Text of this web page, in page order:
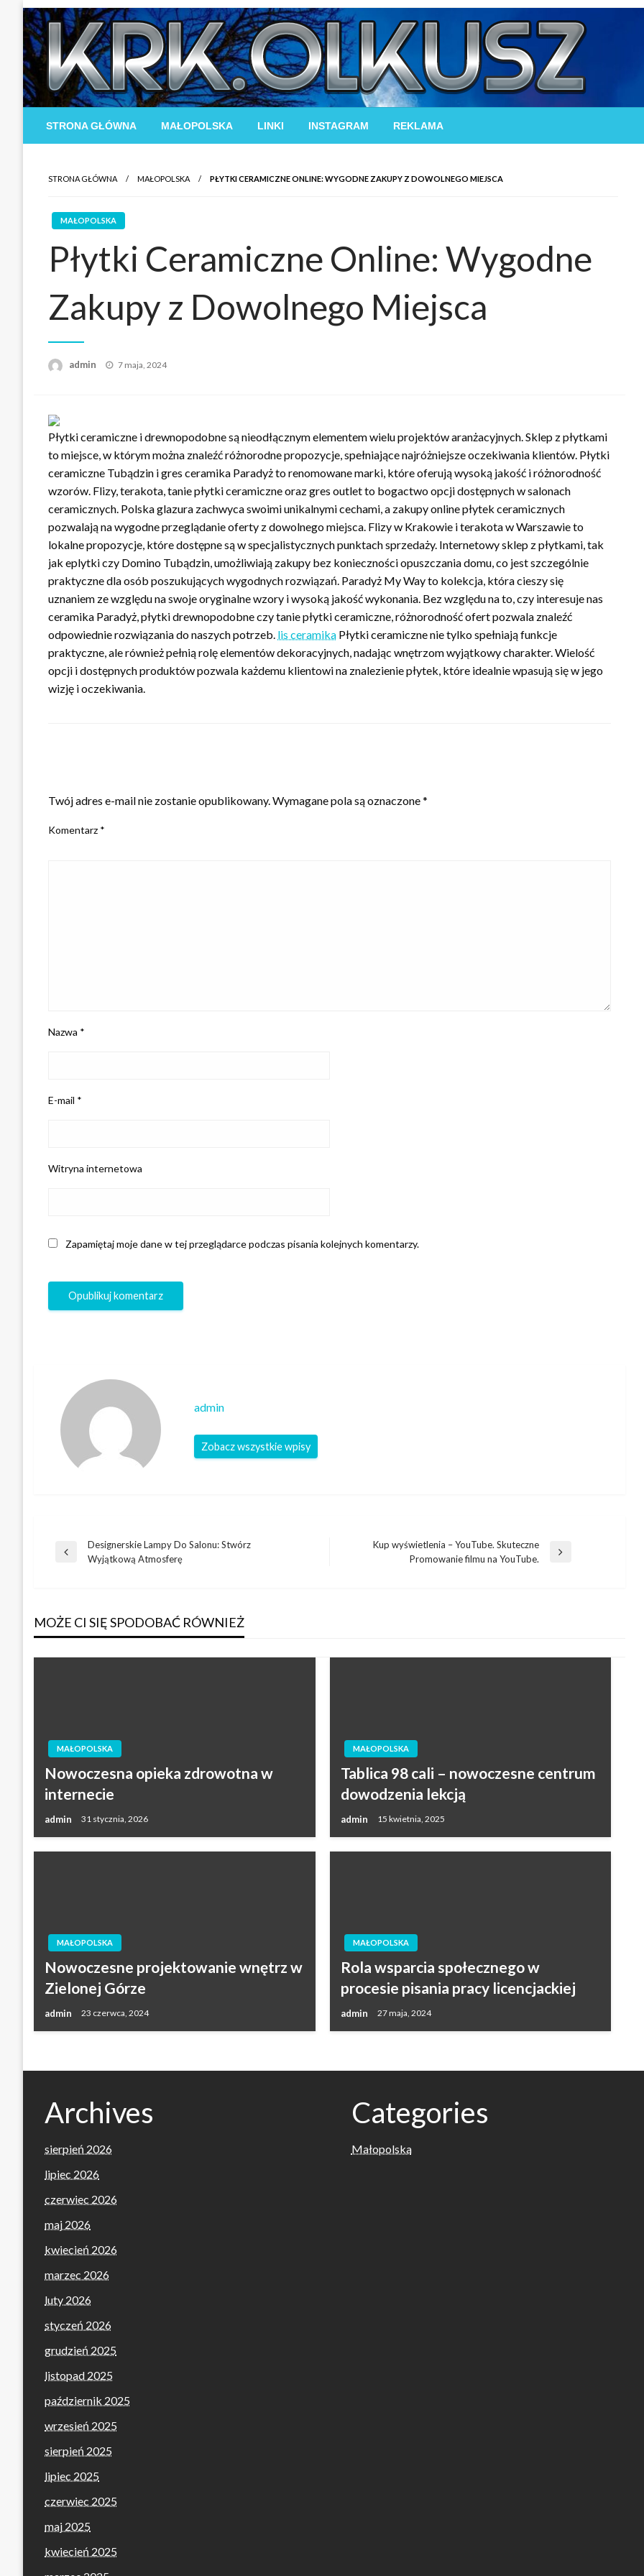
content
STRONA GŁÓWNA MAŁOPOLSKA LINKI INSTAGRAM REKLAMA
STRONA GŁÓWNA MAŁOPOLSKA PŁYTKI CERAMICZNE ONLINE: WYGODNE ZAKUPY Z DOWOLNEGO MIEJSCA
MAŁOPOLSKA
Płytki Ceramiczne Online: Wygodne
Zakupy z Dowolnego Miejsca
admin
Opublikowane
7 maja, 2024
Płytki ceramiczne i drewnopodobne są nieodłącznym elementem wielu projektów aranżacyjnych. Sklep z płytkami
to miejsce, w którym można znaleźć różnorodne propozycje, spełniające najróżniejsze oczekiwania klientów. Płytki
ceramiczne Tubądzin i gres ceramika Paradyż to renomowane marki, które oferują wysoką jakość i różnorodność
wzorów. Flizy, terakota, tanie płytki ceramiczne oraz gres outlet to bogactwo opcji dostępnych w salonach
ceramicznych. Polska glazura zachwyca swoimi unikalnymi cechami, a zakupy online płytek ceramicznych
pozwalają na wygodne przeglądanie oferty z dowolnego miejsca. Flizy w Krakowie i terakota w Warszawie to
lokalne propozycje, które dostępne są w specjalistycznych punktach sprzedaży. Internetowy sklep z płytkami, tak
jak eplytki czy Domino Tubądzin, umożliwiają zakupy bez konieczności opuszczania domu, co jest szczególnie
praktyczne dla osób poszukujących wygodnych rozwiązań. Paradyż My Way to kolekcja, która cieszy się
uznaniem ze względu na swoje oryginalne wzory i wysoką jakość wykonania. Bez względu na to, czy interesuje nas
ceramika Paradyż, płytki drewnopodobne czy tanie płytki ceramiczne, różnorodność ofert pozwala znaleźć
odpowiednie rozwiązania do naszych potrzeb. lis ceramika Płytki ceramiczne nie tylko spełniają funkcje
praktyczne, ale również pełnią rolę elementów dekoracyjnych, nadając wnętrzom wyjątkowy charakter. Wielość
opcji i dostępnych produktów pozwala każdemu klientowi na znalezienie płytek, które idealnie wpasują się w jego
wizję i oczekiwania.
Twój adres e-mail nie zostanie opublikowany.Wymagane pola są oznaczone*
Komentarz *
Nazwa *
E-mail *
Witryna internetowa
Zapamiętaj moje dane w tej przeglądarce podczas pisania kolejnych komentarzy.
admin
Zobacz wszystkie wpisy
Nawigacja
Poprzedni
Designerskie Lampy Do Salonu: Stwórz
Wyjątkową Atmosferę
Kup wyświetlenia – YouTube. Skuteczne
Promowanie filmu na YouTube.
MOŻE CI SIĘ SPODOBAĆ RÓWNIEŻ
MAŁOPOLSKA
Nowoczesna opieka zdrowotna w
internecie
admin 31 stycznia, 2026
MAŁOPOLSKA
Tablica 98 cali – nowoczesne centrum
dowodzenia lekcją
admin 15 kwietnia, 2025
MAŁOPOLSKA
Nowoczesne projektowanie wnętrz w
Zielonej Górze
admin 23 czerwca, 2024
MAŁOPOLSKA
Rola wsparcia społecznego w
procesie pisania pracy licencjackiej
admin 27 maja, 2024
Archives
sierpień 2026
lipiec 2026
czerwiec 2026
maj 2026
kwiecień 2026
marzec 2026
luty 2026
styczeń 2026
grudzień 2025
listopad 2025
październik 2025
wrzesień 2025
sierpień 2025
lipiec 2025
czerwiec 2025
maj 2025
kwiecień 2025
Categories
Małopolska